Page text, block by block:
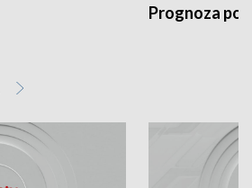
Prognoza